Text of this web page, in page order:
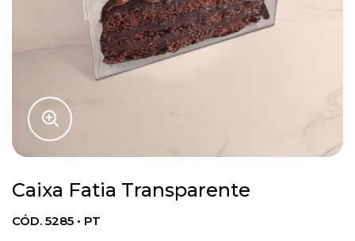
Caixa Fatia Transparente
CÓD. 5285 • PT